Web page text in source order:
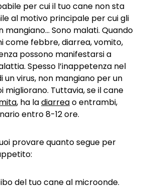
per cui il tuo cane non sta
al motivo principale per cui gli
mangiano… Sono malati. Quando
come febbre, diarrea, vomito,
possono manifestarsi a
Spesso l’inappetenza nel
un virus, non mangiano per un
migliorano. Tuttavia, se il cane
, ha ladiarreao entrambi,
entro 8-12 ore.
provare quanto segue per
del tuo cane al microonde.